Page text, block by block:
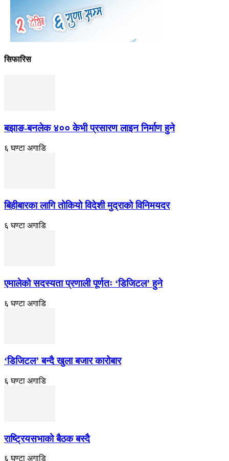
सिफारिस
बझाङ-बनलेक ४०० केभी प्रसारण लाइन निर्माण हुने
६ घण्टा अगाडि
बिहीबारका लागि तोकियो विदेशी मुद्राको विनिमयदर
६ घण्टा अगाडि
एमालेको सदस्यता प्रणाली पूर्णतः ‘डिजिटल’ हुने
६ घण्टा अगाडि
‘डिजिटल’ बन्दै खुला बजार कारोबार
६ घण्टा अगाडि
राष्ट्रियसभाको बैठक बस्दै
६ घण्टा अगाडि